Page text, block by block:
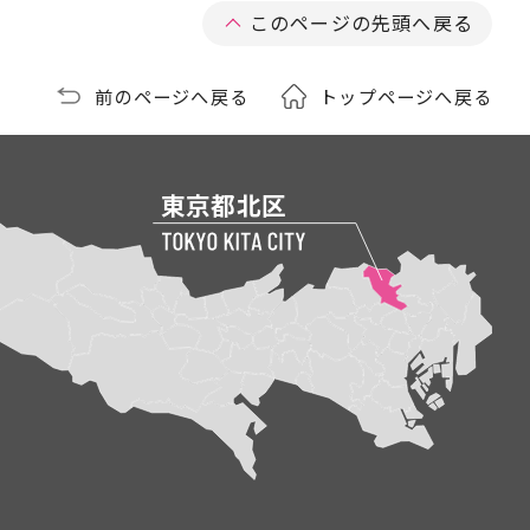
このページの先頭へ戻る
前のページへ戻る トップページへ戻る